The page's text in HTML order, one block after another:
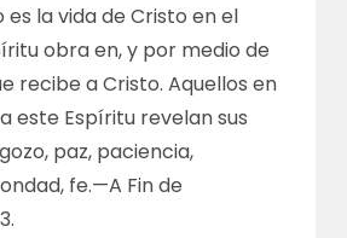
es la vida de Cristo en el
obra en, y por medio de
recibe a Cristo. Aquellos en
este Espíritu revelan sus
paz, paciencia,
fe.—A Fin de
.